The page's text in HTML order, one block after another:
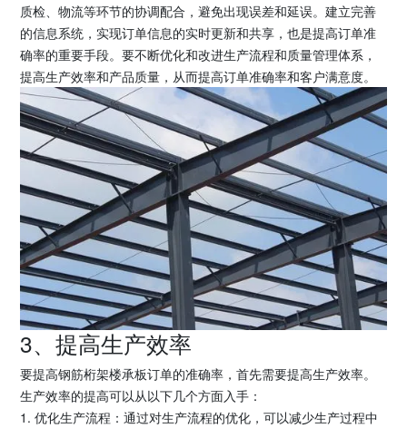
质检、物流等环节的协调配合，避免出现误差和延误。建立完善
的信息系统，实现订单信息的实时更新和共享，也是提高订单准
确率的重要手段。要不断优化和改进生产流程和质量管理体系，
提高生产效率和产品质量，从而提高订单准确率和客户满意度。
3、提高生产效率
要提高钢筋桁架楼承板订单的准确率，首先需要提高生产效率。
生产效率的提高可以从以下几个方面入手：
1. 优化生产流程：通过对生产流程的优化，可以减少生产过程中